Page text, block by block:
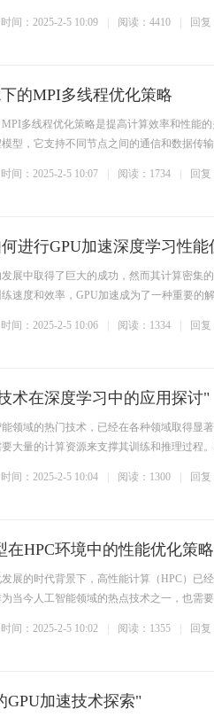
时间：2025-2-5 10:09 阅读：4410 回复
的MPI多线程优化策略
多线程优化策略是提高计算效率和性能的
型，它支持不同节点之间的通信和数据传
时间：2025-2-5 10:07 阅读：1734 回复
进行GPU加速深度学习性能
展中取得了巨大的成功，然而其计算密集
速度和效率，GPU加速成为了一种重要的
时间：2025-2-5 10:06 阅读：1334 回复
术在深度学习中的应用探讨"
领域的热门技术，已经在各种领域取得显
大量的计算资源来支撑其训练和推理过程
时间：2025-2-5 10:04 阅读：1300 回复
在HPC环境中的性能优化策
展的时代背景下，高性能计算（HPC）已
当今人工智能领域的热点技术之一，也需
时间：2025-2-5 10:02 阅读：1355 回复
GPU加速技术探索"